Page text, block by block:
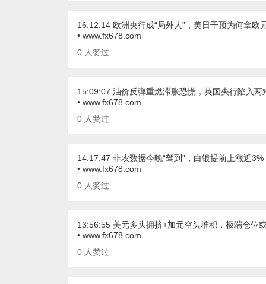
16:12:14 欧洲央行成“局外人”，美日干预为何拿欧
• www.fx678.com
0 人赞过
15:09:07 油价反弹重燃滞胀恐慌，英国央行陷入两
• www.fx678.com
0 人赞过
14:17:47 非农数据今晚“驾到”，白银提前上涨近
• www.fx678.com
0 人赞过
13:56:55 美元多头拥挤+加元空头堆积，极端仓位
• www.fx678.com
0 人赞过